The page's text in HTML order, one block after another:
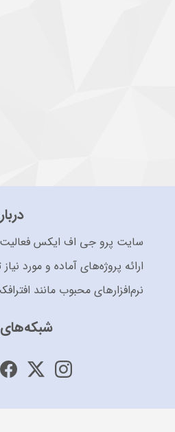
ارائه پروژه‌های آماده و مورد
نرم‌افزارهای محبوب مانند